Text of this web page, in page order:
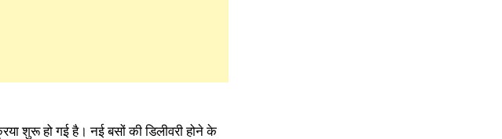
शुरू हो गई है। नई बसों की डिलीवरी होने के